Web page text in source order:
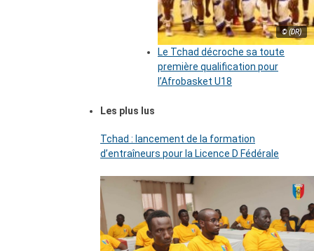
© (DR)
Le Tchad décroche sa toute
première qualification pour
l’Afrobasket U18
Les plus lus
Tchad : lancement de la formation
d’entraîneurs pour la Licence D Fédérale